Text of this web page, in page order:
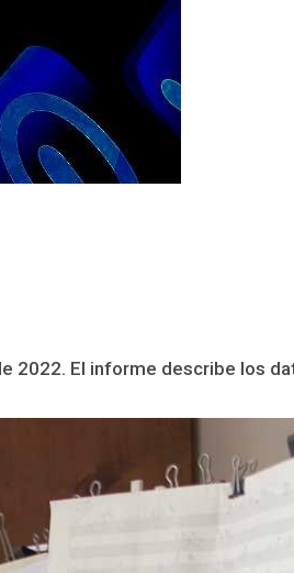
2022. El informe describe los